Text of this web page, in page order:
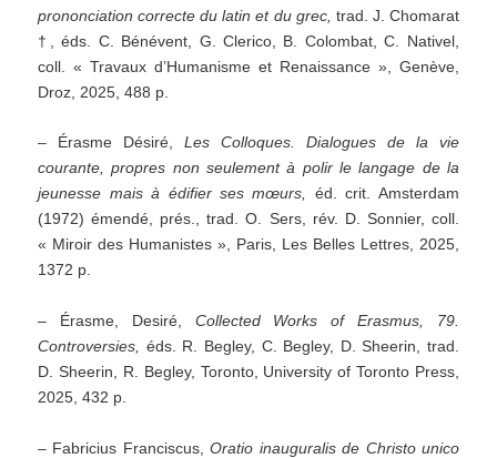
prononciation correcte du latin et du grec, trad. J. Chomarat
†, éds. C. Bénévent, G. Clerico, B. Colombat, C. Nativel,
coll. « Travaux d’Humanisme et Renaissance », Genève,
Droz, 2025, 488 p.
– Érasme Désiré,Les Colloques. Dialogues de la vie
courante, propres non seulement à polir le langage de la
jeunesse mais à édifier ses mœurs, éd. crit. Amsterdam
(1972) émendé, prés., trad. O. Sers, rév. D. Sonnier, coll.
« Miroir des Humanistes », Paris, Les Belles Lettres, 2025,
1372 p.
– Érasme, Desiré, Collected Works of Erasmus, 79.
Controversies, éds. R. Begley, C. Begley, D. Sheerin, trad.
D. Sheerin, R. Begley, Toronto, University of Toronto Press,
2025, 432 p.
– Fabricius Franciscus, Oratio inauguralis de Christo unico